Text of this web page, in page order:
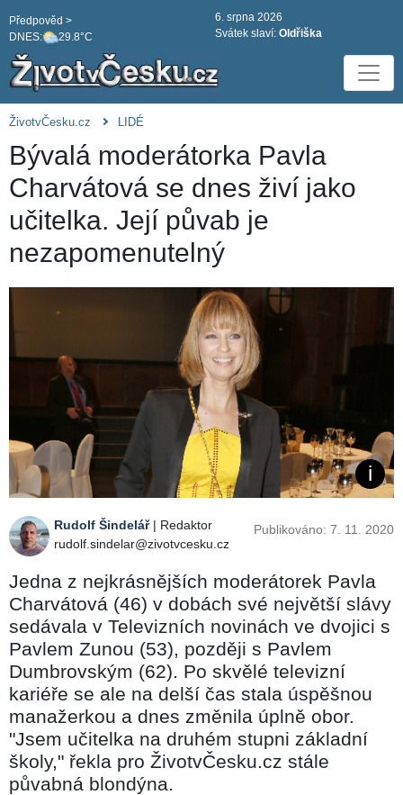
DNES: 29.8°C
Předpověd >
6. srpna 2026
Svátek slaví: Oldřiška
ŽivotvČesku.cz LIDÉ
Bývalá moderátorka Pavla
Charvátová se dnes živí jako
učitelka. Její půvab je
nezapomenutelný
Rudolf Šindelář| Redaktor
rudolf.sindelar@zivotvcesku.cz
Publikováno: 7. 11. 2020
Jedna z nejkrásnějších moderátorek Pavla
Charvátová (46) v dobách své největší slávy
sedávala v Televizních novinách ve dvojici s
Pavlem Zunou (53), později s Pavlem
Dumbrovským (62). Po skvělé televizní
kariéře se ale na delší čas stala úspěšnou
manažerkou a dnes změnila úplně obor.
"Jsem učitelka na druhém stupni základní
školy," řekla pro ŽivotvČesku.cz stále
půvabná blondýna.